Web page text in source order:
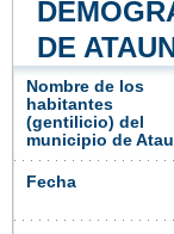
DE
Nombre de los
habitantes
(gentilicio) del
municipio de
Fecha